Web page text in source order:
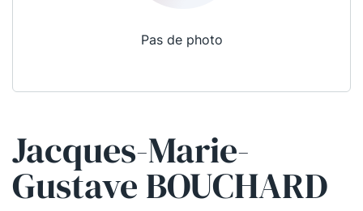
Pas de photo
Jacques-Marie-
Gustave BOUCHARD
Qui sommes-nous ?
La Conférence